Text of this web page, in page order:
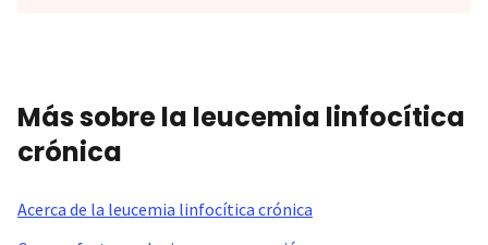
Más sobre la leucemia linfocítica
crónica
Acerca de la leucemia linfocítica crónica